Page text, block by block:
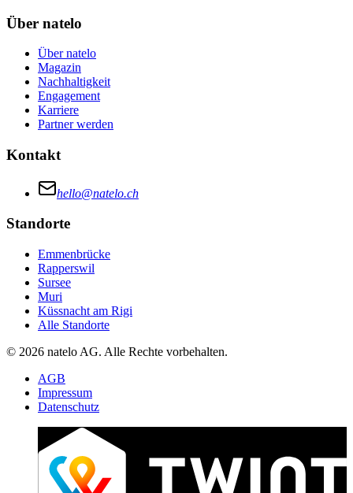
Über natelo
Über natelo
Magazin
Nachhaltigkeit
Engagement
Karriere
Partner werden
Kontakt
hello@natelo.ch
Standorte
Emmenbrücke
Rapperswil
Sursee
Muri
Küssnacht am Rigi
Alle Standorte
© 2026 natelo AG. Alle Rechte vorbehalten.
AGB
Impressum
Datenschutz